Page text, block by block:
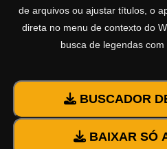
de arquivos ou ajustar títulos, o
direta no menu de contexto do
busca de legendas
BUSCADOR
BAIXAR SÓ